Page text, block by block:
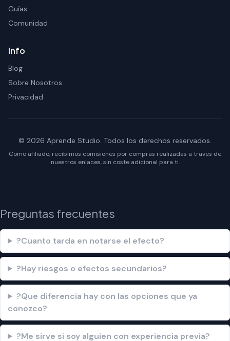
Guías
Comunidad
Info
Blog
Sobre Nosotros
Privacidad
© 2026 Aprende Studio. Todos los derechos reservados.
Como afiliado, recibimos comisiones por compras realizadas a traves de
nuestros enlaces, sin coste adicional para ti.
Preguntas frecuentes
?Cuanto tarda en notarse el efecto?
?Hay riesgos o efectos secundarios?
?Que diferencia hay con las opciones que ya
conozco?
?Me sirve si soy alguien con experiencia previa?